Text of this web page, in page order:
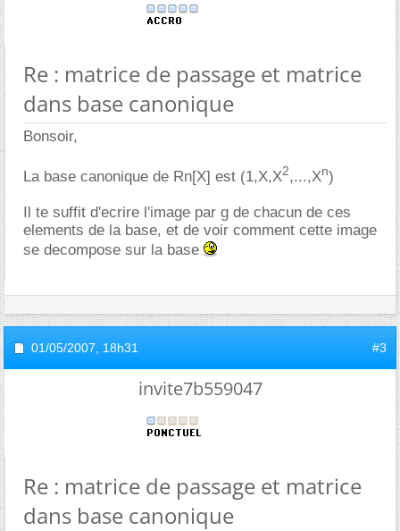
Re : matrice de passage et matrice
dans base canonique
Bonsoir,
La base canonique de Rn[X] est (1,X,X2,...,Xn)
Il te suffit d'ecrire l'image par g de chacun de ces
elements de la base, et de voir comment cette image
se decompose sur la base
01/05/2007, 18h31 #3
invite7b559047
Re : matrice de passage et matrice
dans base canonique